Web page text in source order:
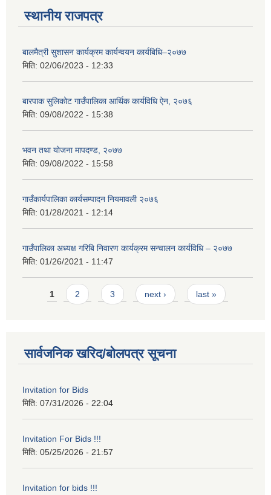
स्थानीय राजपत्र
बालमैत्री सुशासन कार्यक्रम कार्यन्वयन कार्यबिधि–२०७७
मिति: 02/06/2023 - 12:33
बारपाक सुलिकोट गाउँपालिका आर्थिक कार्यविधि ऐन, २०७६
मिति: 09/08/2022 - 15:38
भवन तथा योजना मापदण्ड, २०७७
मिति: 09/08/2022 - 15:58
गाउँकार्यपालिका कार्यसम्पादन नियमावली २०७६
मिति: 01/28/2021 - 12:14
गाउँपालिका अध्यक्ष गरिबि निवारण कार्यक्रम सन्चालन कार्यविधि – २०७७
मिति: 01/26/2021 - 11:47
Pages
1 2 3 next › last »
सार्वजनिक खरिद/बोलपत्र सूचना
Invitation for Bids
मिति: 07/31/2026 - 22:04
Invitation For Bids !!!
मिति: 05/25/2026 - 21:57
Invitation for bids !!!